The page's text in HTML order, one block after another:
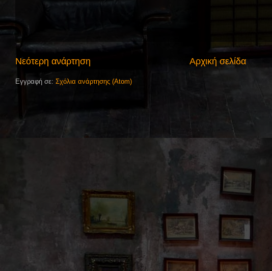
Νεότερη ανάρτηση Αρχική σελίδα
Εγγραφή σε: Σχόλια ανάρτησης (Atom)